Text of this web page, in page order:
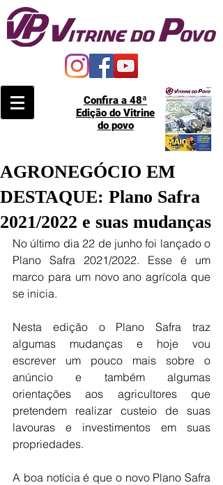
Confira a 48ª
Edição do Vitrine
do povo
AGRONEGÓCIO EM
DESTAQUE: Plano Safra
2021/2022 e suas mudanças
No último dia 22 de junho foi lançado o
Plano Safra 2021/2022. Esse é um
marco para um novo ano agrícola que
se inicia.
Nesta edição o Plano Safra traz
algumas mudanças e hoje vou
escrever um pouco mais sobre o
anúncio e também algumas
orientações aos agricultores que
pretendem realizar custeio de suas
lavouras e investimentos em suas
propriedades.
A boa notícia é que o novo Plano Safra